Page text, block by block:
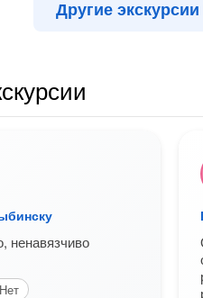
Другие
ненавязчиво
Нет